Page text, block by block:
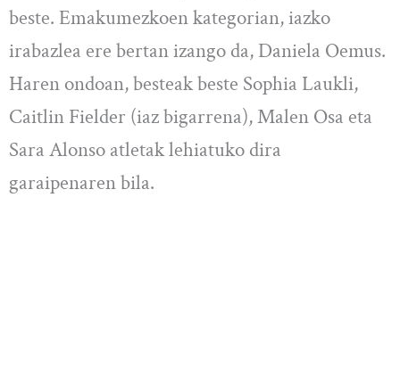
beste. Emakumezkoen kategorian, iazko
irabazlea ere bertan izango da, Daniela Oemus.
Haren ondoan, besteak beste Sophia Laukli,
Caitlin Fielder (iaz bigarrena), Malen Osa eta
Sara Alonso atletak lehiatuko dira
garaipenaren bila.